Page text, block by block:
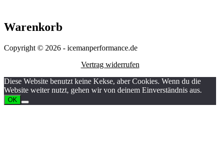
Warenkorb
Copyright © 2026 - icemanperformance.de
Vertrag widerrufen
Diese Website benutzt keine Kekse, aber Cookies. Wenn du die
Website weiter nutzt, gehen wir von deinem Einverständnis aus.
OK